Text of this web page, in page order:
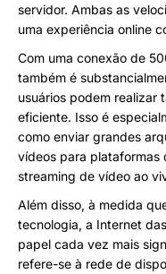
servidor. Ambas as
uma experiência online
Com uma conexão de
também é
usuários podem realizar
eficiente. Isso é
como enviar grandes
vídeos para plataformas
streaming de vídeo ao
Além disso, à medida
tecnologia, a Internet
papel cada vez mais
refere-se à rede de